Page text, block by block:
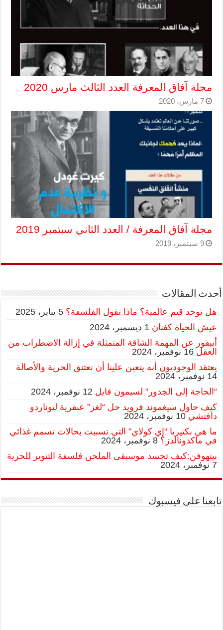
مجلة آفاق المعرفة العدد الثالث مارس 2020
7 مارس، 2020
مجلة آفاق المعرفة / العدد الثاني سبتمبر 2019
9 سبتمبر، 2019
أحدث المقالات
هل توجد قيم عالمية؟ ماذا تقول الفلسفة؟ 5 يناير، 2025
عيش الحياة كفنان 1 ديسمبر، 2024
أبيقور عن المهمة الشاقة المتمثلة في إزالة الاضطراب من
العقل 16 نوفمبر، 2024
يعتقد الوجوديون أنه يتعين علينا أن نعتنق الحرية والأصالة
14 نوفمبر، 2024
“الحاجة إلى الجذور” لسيمون فايل 12 نوفمبر، 2024
كيف حاول سيغموند فرويد حل “لغز” عبقرية ليوناردو
دافنشي 10 نوفمبر، 2024
ما هي بكتيريا “إي كولاي” التي تسببت بحالات تسمم غذائي
في ماكدونالدز؟ 8 نوفمبر، 2024
بيتهوفن:كيف تجسد موسيقى الملحن فلسفة التنوير للحرية
7 نوفمبر، 2024
تابعنا على فيسبوك